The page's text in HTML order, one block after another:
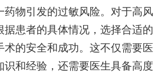
药物引发的过敏风险。对于高风
据患者的具体情况，选择合适的
术的安全和成功。这不仅需要医
识和经验，还需要医生具备高度